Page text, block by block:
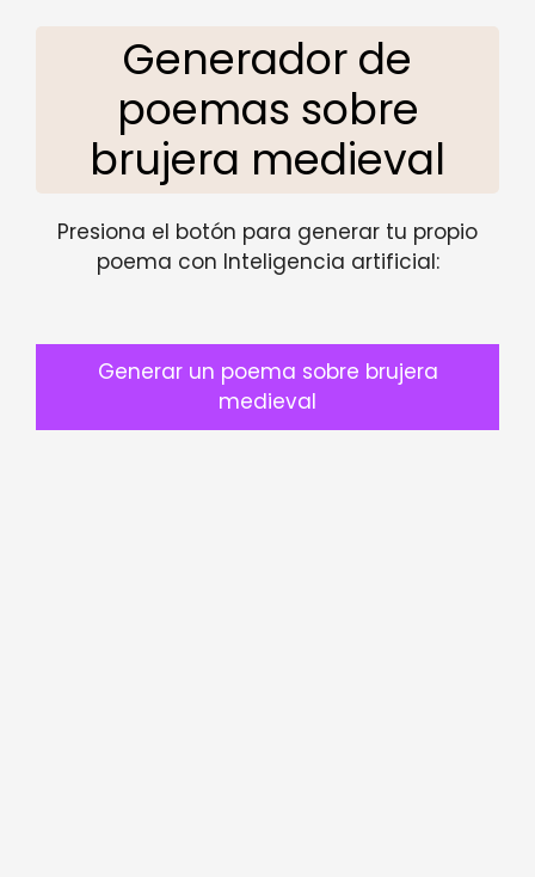
Generador de
poemas sobre
brujera medieval
Presiona el botón para generar tu propio
poema con Inteligencia artificial:
Generar un poema sobre brujera
medieval